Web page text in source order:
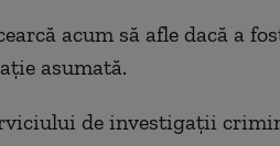
acum să afle dacă a
asumată.
de investigații